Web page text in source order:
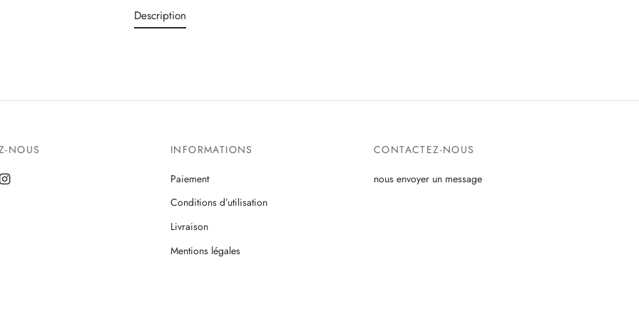
Description
NOUS INFORMATIONS
Paiement
Conditions d’utilisation
Livraison
Mentions légales
CONTACTEZ-NOUS
nous envoyer un message